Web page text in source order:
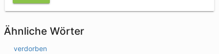
Ähnliche Wörter
verdorben